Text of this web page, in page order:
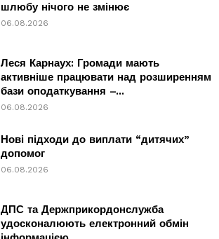
шлюбу нічого не змінює
06.08.2026
Леся Карнаух: Громади мають
активніше працювати над розширенням
бази оподаткування –...
06.08.2026
Нові підходи до виплати “дитячих”
допомог
06.08.2026
ДПС та Держприкордонслужба
удосконалюють електронний обмін